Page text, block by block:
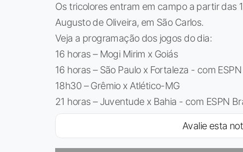
Os tricolores entram em campo a partir das
Augusto de Oliveira, em São Carlos.
Veja a programação dos jogos do dia:
16 horas – Mogi Mirim x Goiás
16 horas – São Paulo x Fortaleza - com
18h30 – Grêmio x Atlético-MG
21 horas – Juventude x Bahia - com ESPN
Avalie esta